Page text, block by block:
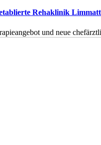
Rehaklinik
und neue